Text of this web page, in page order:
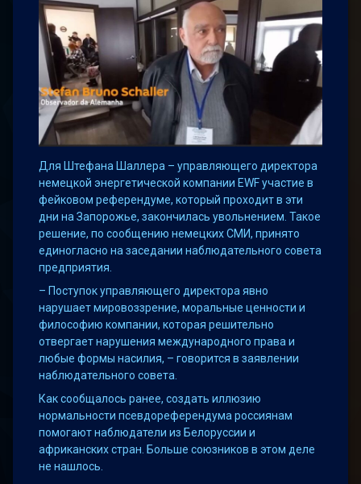
Для Штефана Шаллера – управляющего директора
немецкой энергетической компании EWF участие в
фейковом референдуме, который проходит в эти
дни на Запорожье, закончилась увольнением. Такое
решение, по сообщению немецких СМИ, принято
единогласно на заседании наблюдательного совета
предприятия.
– Поступок управляющего директора явно
нарушает мировоззрение, моральные ценности и
философию компании, которая решительно
отвергает нарушения международного права и
любые формы насилия, – говорится в заявлении
наблюдательного совета.
Как сообщалось ранее, создать иллюзию
нормальности псевдореферендума россиянам
помогают наблюдатели из Белоруссии и
африканских стран. Больше союзников в этом деле
не нашлось.